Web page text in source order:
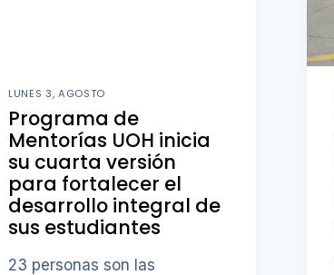
LUNES 3, AGOSTO
Programa de
Mentorías UOH inicia
su cuarta versión
para fortalecer el
desarrollo integral de
sus estudiantes
23 personas son las